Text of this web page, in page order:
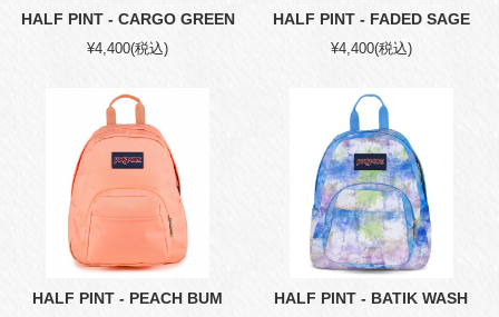
HALF PINT - CARGO GREEN
¥4,400(税込)
HALF PINT - FADED SAGE
¥4,400(税込)
HALF PINT - PEACH BUM
HALF PINT - BATIK WASH